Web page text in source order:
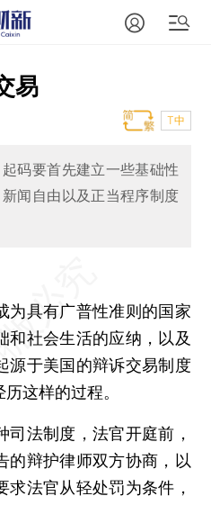
易
T中
码要首先建立一些基础性
闻自由以及正当程序制度
具有广普性准则的国家
和社会生活的应纳，以及
源于美国的辩诉交易制度
这样的过程。
法制度，法官开庭前，
的辩护律师双方协商，以
法官从轻处罚为条件，